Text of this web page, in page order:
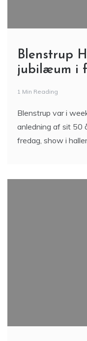
Blenstrup
jubilæum i
1 Min Reading
Blenstrup var i
anledning af sit 50
fredag, show i